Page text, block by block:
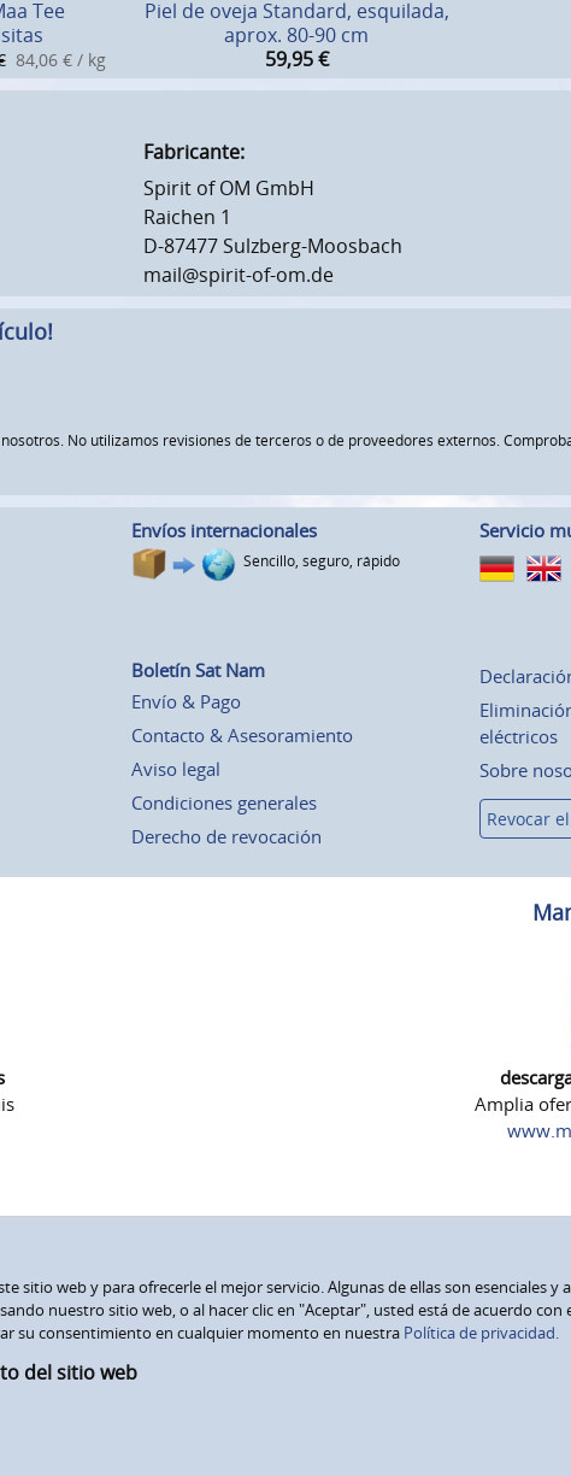
Tee
84,06 € / kg
Piel de oveja Standard, esquilada,
aprox. 80-90 cm
59,95 €
Fabricante:
Spirit of OM GmbH
Raichen 1
D-87477 Sulzberg-Moosbach
mail@spirit-of-om.de
No utilizamos revisiones de terceros o de proveedores externos.
Envíos internacionales
Sencillo, seguro, rápido
Servicio
Boletín Sat Nam
Envío & Pago
Contacto & Asesoramiento
Aviso legal
Condiciones generales
Derecho de revocación
eléctricos
Sobre
Revocar
Amplia
sitio web y para ofrecerle el mejor servicio. Algunas de ellas son esenciales y
nuestro sitio web, o al hacer clic en "Aceptar", usted está de acuerdo con
su consentimiento en cualquier momento en nuestra Política de privacidad.
del sitio web